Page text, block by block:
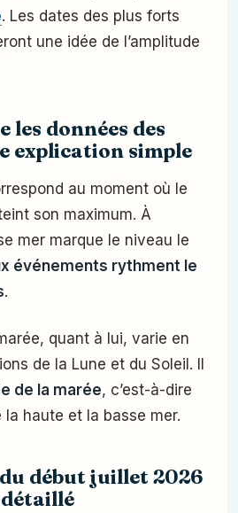
. Les dates des plus forts
une idée de l’amplitude
les données des
explication simple
au moment où le
son maximum. À
mer marque le niveau le
événements rythment le
.
quant à lui, varie en
de la Lune et du Soleil. Il
de la marée, c’est-à-dire
la haute et la basse mer.
début juillet 2026